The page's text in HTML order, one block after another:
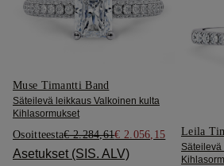
Muse Timantti Band
Säteilevä leikkaus Valkoinen kulta
Kihlasormukset
Osoitteesta€ 2.284,61€ 2.056,15
Asetukset (SIS. ALV)
Leila
Säteilevä